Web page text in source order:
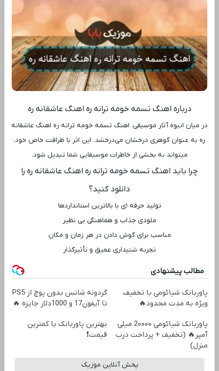
درباره اهنگ تسمه خومه ترانه ره اهنگ عاشقانه ره
در میان انبوه آثار موسیقی، اهنگ تسمه خومه ترانه ره اهنگ عاشقانه
ره به عنوان گوهری درخشان می‌درخشد. این اثر با ظرافت خاص خود،
میتواند به بخشی از خاطرات موسیقایی شما تبدیل شود.
چرا باید اهنگ تسمه خومه ترانه ره اهنگ عاشقانه ره را
دانلود کنید؟
تولید حرفه ‌ای با بالاترین استانداردها
ملودی جذاب و هماهنگی بی ‌نظیر
مناسب برای گوش دادن در هر زمان و مکان
تجربه شنیداری عمیق و تأثیرگذار
مطالب پیشنهادی
پاوربانک شیائومی با تخفیف
ویژه به مدت محدود🔥
گردونه شانس بدون پوچ از PS5
تا آیفون17 و 1000دلار جایزه 🔥
پاوربانک شیائومی 2۰۰۰۰ میلی
آمپر🔥 (تخفیف + پرداخت درب
منزل)
بهترین پاوربانک با کمترین
قیمت❗
پخش آنلاین موزیک